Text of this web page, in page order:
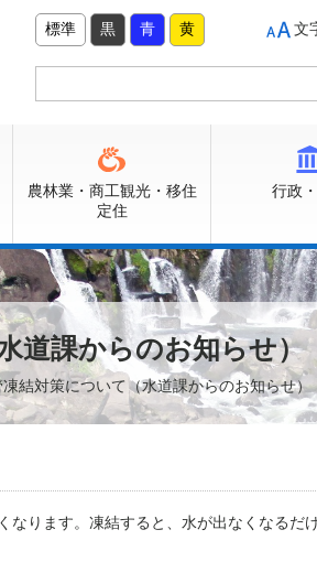
標準 黒 青 黄 文
農林業・商工観光・移住
定住
行政
道課からのお知らせ）
結対策について（水道課からのお知らせ）
ります。凍結すると、水が出なくなるだ